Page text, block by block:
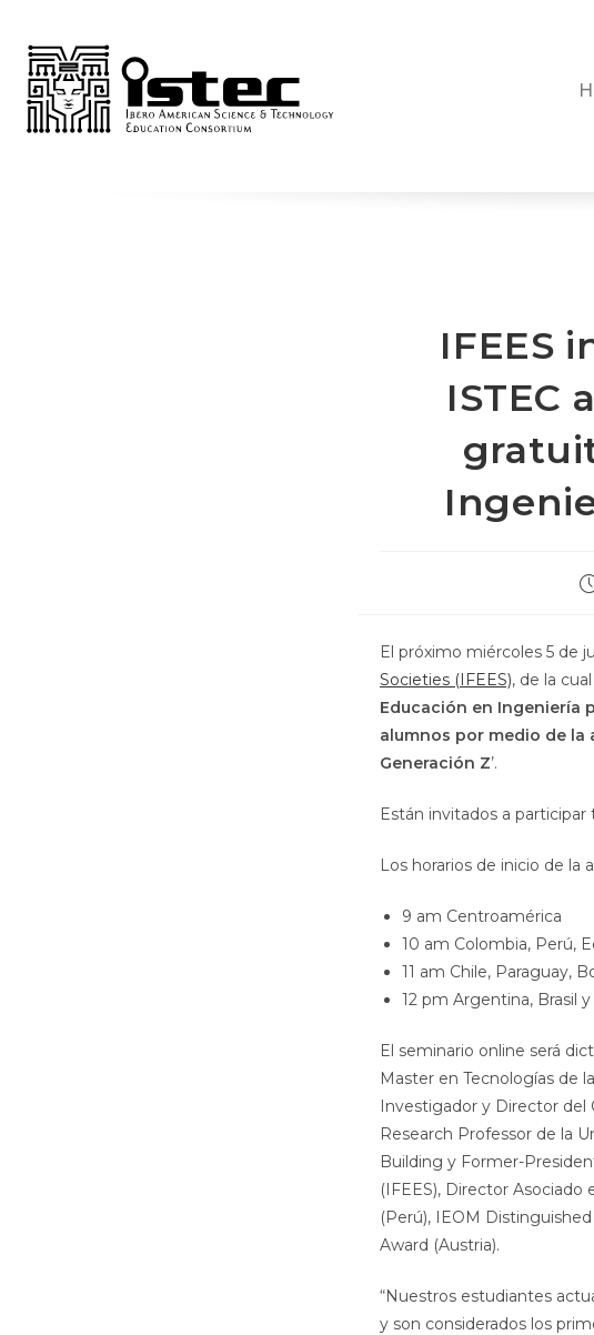
IFEES
ISTEC
El próximo miércoles 5 de
Societies (IFEES), de la
Educación en Ingeniería
alumnos por medio de la
Generación Z’.
Están invitados a
Los horarios de inicio de la
9 am Centroamérica
10 am Colombia, Perú,
11 am Chile, Paraguay,
12 pm Argentina, Brasil
El seminario online será
Master en Tecnologías de
Investigador y Director del
Research Professor de la
Building y Former-
(IFEES), Director
(Perú), IEOM
Award (Austria).
“Nuestros estudiantes
y son considerados los